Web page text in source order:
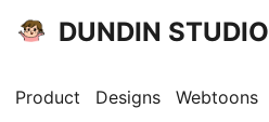
DUNDIN STUDIO
Product Designs Webtoons